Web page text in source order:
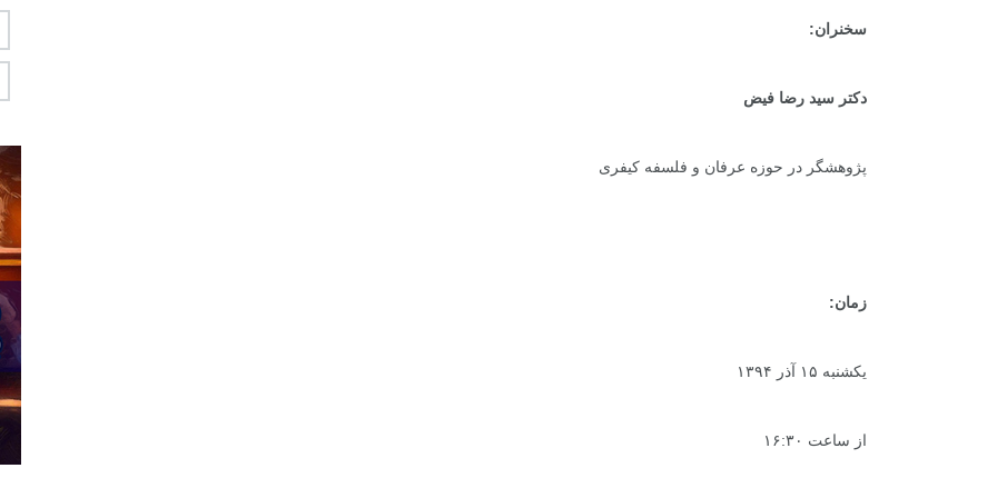
سخنران:
دکتر سید رضا فیض
پژوهشگر در حوزه عرفان و فلسفه کیفری
زمان:
یکشنبه ۱۵ آذر ۱۳۹۴
از ساعت ۱۶:۳۰